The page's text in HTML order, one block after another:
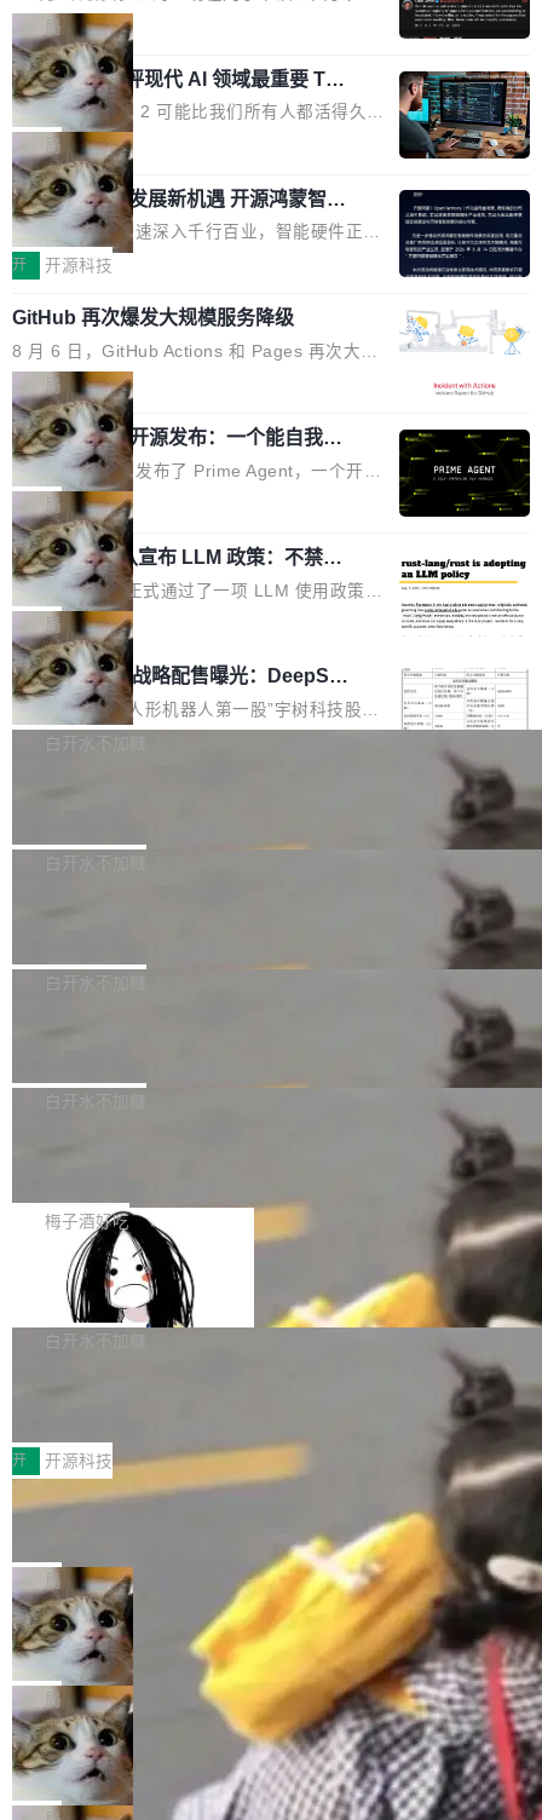
600PG5 AI TOP具备强悍输出功率，同时实现
机身尺寸大幅精简。整机长度仅16厘米，属于同
功率段机身尺寸十分紧凑的1600W电源产品。小
巧机身有效提升市面主流标准A...
25年的8463亿美元扩张至2026年的8763亿美
元。数字的背后是一个清晰的事实——品牌对专
业化营销服务的需求从未如此迫切。 但市场扩容
的同时,服务商的竞争逻辑正在改变。2026年Top
Agency年度合辑的观察指出,“产品”这个离消费
者最近的载体,在整个品牌营销层面的权重显著变
高了。全域营销服务商的竞争正在从规模转向深
度,案例厚度、全域覆盖、多线协同...
且他们认为 ICLR/ICML/NeurIPS 充斥着大量过
度宣传和欺诈。」 OpenAI 研究员 Keller Jorda
n 这条推文引发了广泛讨论。他不是在说风凉
话，他是说出了一个圈内人尽皆知但很少公开捅
破的事实。 Jordan 随后补充了一句软化声明：
「我不认为这些会议上大部分论文都在过度宣传
或造假。问题是，作为读者，如果你筛选出那些
看起来最令人兴奋的论文，那它们大部分都是过
度宣传的。」 这才是真正的痛点。不是所有论文
都有问题，是最吸引眼球的那批论文最有问题。
他引用的帖子来自 Mathew Shen，一位 ICLR 2
026 的读者：「看了篇 ...
局
xAI 前工程师评现代 AI 领域最重要 Top
3 开源项目
Flash Attention 2 可能比我们所有人都活得久。
这句话不是来自某个技术博客，而是出自 Hieu
Pham 的一条推文。Hieu Pham 是谁？他是 xAI
的早期工程师之一，在 Grok 训练基础设施团队
工作过。近日他在 X 上发了一条帖子，列出了他
认为现代 AI 领域最重要的三个开源项目。 第一
理由很具体。FA 系列不需要解释，但 FA2 是他
认为最重要的一个——复杂度恰到好处，刚好能
驱动你去学 CuTe，但还没被那些"邪恶的" Hopp
er++ 优化所淹没，足够容易修改和适配。 更关
键的是 FA2 的持久性...
局
共商智能硬件发展新机遇 开源鸿蒙智能
硬件开发者日杭州站即将举行
随着万物智联加速深入千行百业，智能硬件正从
单点设备迈向智能化、网联化、协同化发展。作
鸿蒙通过统一技术底座和分布式能力，为不同类
型智能设备的开发、连接与互联提供关键支撑，
也为产业链企业探索产品创新与商业增长打开新
的空间。 8月14日，开源鸿蒙智能硬件开发者日
（OHDD：OpenHarmony Hardware Develope
r Day）将在杭州启航。活动面向智能硬件产业
链企业和开发者，邀请行业专家与资深技术顾
问，围绕开源鸿蒙技术能力、设备适配、芯片适
配、功耗与稳定性调优、兼容性测评及统一互联
等内容展开系统讲解和实战交流，帮助企业进一
步了解开源鸿蒙在智能...
开 开源科技
GitHub 再次爆发大规模服务降级
8 月 6 日，GitHub Actions 和 Pages 再次大规
模服务降级，Actions 完全不可用超过 5 小时，
webhook 停发，连自托管 runner 也因调度层故
障无法工作。Pages、Copilot code review、C
opilot coding agent 全部受影响。从检测到完全
恢复，大约 12 小时。 这是 2026 年 8 月的第六
起事故，其中四起与 AI/Copilot 服务相关。 Git
Hub 员工 kdaigle 在 HN 讨论中贴出了一组数
据：2025 年全年 10 亿次 commit。现在，每周
2.75 亿次，全年预计 140 亿次。GitHub...
局
Prime Agent 开源发布：一个能自我改
进的编程 Agent，ARC-AGI 3 超越人类
专家基线
Prime Intellect 发布了 Prime Agent，一个开源
的编程 Agent Harness，核心设计围绕两个抽
象：Recursive Language Model（RLM）和 C
ontinual Harness。在 ARC-AGI 3 基准测试
上，Prime Agent + Opus 5 的组合达到了 95.
5% RHAE Best@1，超过了 ARC 报告的人类专
家基线 95.4%。 不是又一个 coding agent 包装
器 Prime Agent 的架构和市面上大多数 coding
agent 有本质区别。大多数 agent harness 的设
计是基于早期模型的能力—...
局
Rust 项目团队宣布 LLM 政策：不禁
止，但你要承认哪些代码不是你写的
Rust 语言项目正式通过了一项 LLM 使用政策，
覆盖 rust-lang/rust 单一仓库的代码贡献。这不
是项目级别的官方立场，目前由五个团队采纳，
但它可能是主流开源项目中关于 AI 辅助贡献最
细致的一份规则。 政策的核心只有一句话：LLM
可以用来分析、提炼、审阅、建议，但不能用来
不得生成涉及安全性的关键变更，除非作者本身
局
宇树科技 IPO 战略配售曝光：DeepSe
ek 获配 93.3 万股，锁定 36 个月
8月6日晚间，“人形机器人第一股”宇树科技股份
有限公司披露IPO发行价格及战略配售结果，杭
36个月。 公告显示，本次宇树科技战略配售对
员工参与设立的专项资产管理计划。其中，Dee
获配9...
白开水不加糖
Bug fixes and enhancements 修复多次传递同
一个回归问题，该问题导致拉取镜像时会拒绝包
题，该问题可能导致在旧版 Linux 内核...
白开水不加糖
e 孵化器项目管理委员会（IPMC）投票中获得
P）！这一里程碑不仅标志着 Fluss 迈入新的发
白开水不加糖
长期停止内容更新，未能实现其作为“AI版维基百
提交的编辑请求也长期处于待处理状态。 Groki
pedia 于去年底上线，定位为由人工智能生成内
容的百科平台，被马斯克视为传统众包百科网站
维基百科的替代方案。Lawfare 调查发现，无论
热门页面还是低关注度页面，均未出现近期更
白开水不加糖
是这样的：配 MessageSource 的 Bean、写 R
eloadableResourceBundleMessageSource、
声明 LocaleResolver、注册 LocaleChangeInt
erceptor…五六步之后才能看到第一行翻译文
本。 Solon 换了个方式。整个 i18n 模块围绕三
梅子酒好吃
Apache Doris 4.1 全面增强 Iceberg：
支持 UPDATE、MERGE INTO 与 Iceb
erg V3
Apache Doris 4.1 要补齐的，正是缺失的那一
半。在已有查询能力的基础上，Doris 进一步支
常维护操作，并完整支持 Iceberg V3 格式。
白开水不加糖
村国家自主创新示范区会议中心开幕。本届大会
由中关村智联软件服务业质量创新联盟主办，以
“智构可信·质创未来——AI原生时代的质量新范
式”为主题，直面AI从实验室走向规模化产业落地
的核心质量命题。会上，《2026智能研发生产力
工具选型手册》发布，Testin云测的Testin XAge
nt智能测试系统入选AI测试领域代表产品。对CI
O而言，这提示了一个转变：AI测试正在从效率
工具升级为企业的质量基础设施。 CIO面对的新
现实 过去两年，CIO们的焦虑清单上多了两项：
一是如何让大模型和智能体应用安全地从PoC走
向生产，二是如何让测试团队跟得上AI应用...
开 开源科技
让非法状态不可表示：一篇关于 ADT
有一种东西，一旦用过就回不去了。Alex Fedos
eev 管它叫"软件设计的基石"。 他说的东西不新
鲜——代数数据类型（ADT），尤其是和类型
（sum type）。但他说清楚了一件事：这不是类
型系统的学术体操，是日常编码的思维方式。 文
章从一个简单的例子切入。一个网站的深色主题
设置，如果用布尔值 + 可空字段来表示——bool
ean 表示是否可切换，nullable 的默认模式、浅
色方案、深色方案——会产生大量无意义的组
合。方案缺了、配置冲突了、全 null 了。要知道
局
Cloudflare 开源内部企业 AI 平台 Clou
dflare OS
Cloudflare 发布了一个开源项目 Cloudflare O
S。如果你只看官方博客，你会觉得这是又一
个"AI 知识库 + 聊天机器人"——每个大厂都在
做，没什么新鲜的。 但 Kenton Varda 在 Twitte
r 上把事情说清楚了： 今天我们发布了 Cloudfla
re OS，一个带连接器的聊天机器人，跟其他所
局
Deno 团队开源 Celld，可自托管的分
布式 Durable Objects
Ryan Dahl 领导的 Deno 团队推出了最新开源项
目 Celld，一个能在自己机器上运行 Cloudflare